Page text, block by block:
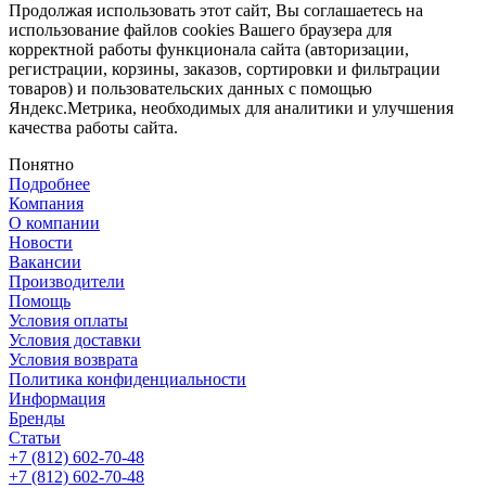
Продолжая использовать этот сайт, Вы соглашаетесь на
использование файлов cookies Вашего браузера для
корректной работы функционала сайта (авторизации,
регистрации, корзины, заказов, сортировки и фильтрации
товаров) и пользовательских данных с помощью
Яндекс.Метрика, необходимых для аналитики и улучшения
качества работы сайта.
Понятно
Подробнее
Компания
О компании
Новости
Вакансии
Производители
Помощь
Условия оплаты
Условия доставки
Условия возврата
Политика конфиденциальности
Информация
Бренды
Статьи
+7 (812) 602-70-48
+7 (812) 602-70-48